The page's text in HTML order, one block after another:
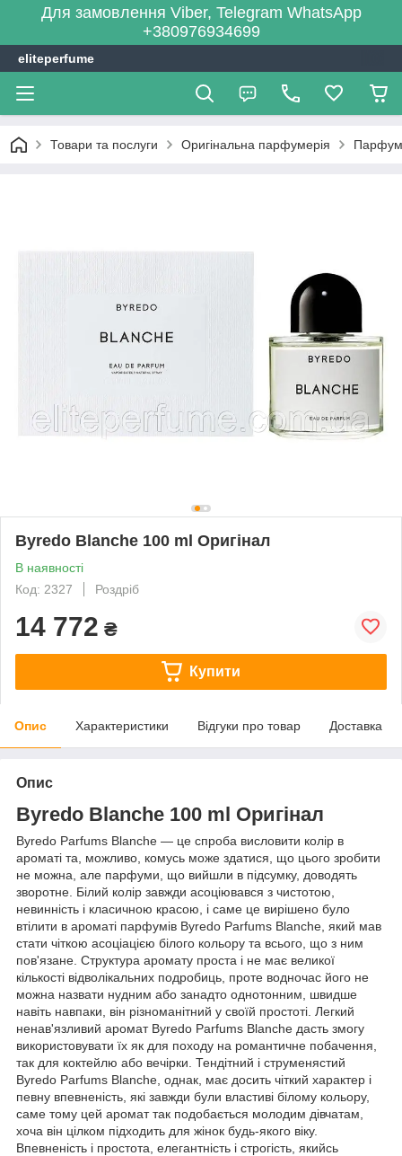
Для замовлення Viber, Telegram WhatsApp
+380976934699
eliteperfume
Товари та послуги Оригінальна парфумерія
Byredo Blanche 100 ml Оригінал
В наявності
Код: 2327
Роздріб
14 772 ₴
Купити
Опис Характеристики Відгуки про товар Доставка
Опис
Byredo Blanche 100 ml Оригінал
Byredo Parfums Blanche — це спроба висловити колір в
ароматі та, можливо, комусь може здатися, що цього зробити
не можна, але парфуми, що вийшли в підсумку, доводять
зворотне. Білий колір завжди асоціювався з чистотою,
невинність і класичною красою, і саме це вирішено було
втілити в ароматі парфумів Byredo Parfums Blanche, який мав
стати чіткою асоціацією білого кольору та всього, що з ним
пов'язане. Структура аромату проста і не має великої
кількості відволікальних подробиць, проте водночас його не
можна назвати нудним або занадто однотонним, швидше
навіть навпаки, він різноманітний у своїй простоті. Легкий
ненав'язливий аромат Byredo Parfums Blanche дасть змогу
використовувати їх як для походу на романтичне побачення,
так для коктейлю або вечірки. Тендітний і струменястий
Byredo Parfums Blanche, однак, має досить чіткий характер і
певну впевненість, які завжди були властиві білому кольору,
саме тому цей аромат так подобається молодим дівчатам,
хоча він цілком підходить для жінок будь-якого віку.
Впевненість і простота, елегантність і строгість, якийсь